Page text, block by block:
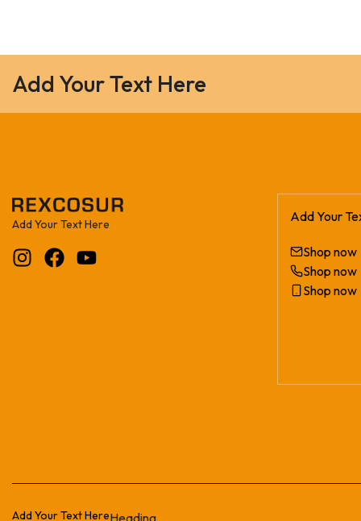
Add Your Text Here
Add Your Text Here Add Your
Shop now
Shop now
Shop now
Add Your Text HereHeading